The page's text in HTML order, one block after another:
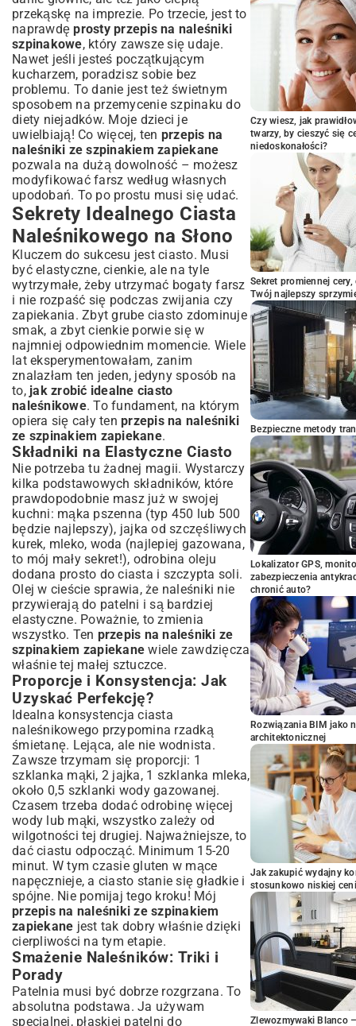
Inne Pomysły na Dodatki i Podanie
Często Zadawane Pytania o Naleśniki
Zapiekane
Czy Można Przygotować Danie Wcześniej?
Jak Przechowywać Resztki?
Podsumowanie: Smaczne i Proste
Naleśniki Zapiekane
przekąskę na imprezie. Po trzecie, jest to
naprawdęprosty przepis na naleśniki
szpinakowe, który zawsze się udaje.
Nawet jeśli jesteś początkującym
kucharzem, poradzisz sobie bez
problemu. To danie jest też świetnym
sposobem na przemycenie szpinaku do
diety niejadków. Moje dzieci je
uwielbiają! Co więcej, ten przepis na
naleśniki ze szpinakiem zapiekane
pozwala na dużą dowolność – możesz
modyfikować farsz według własnych
upodobań. To po prostu musi się udać.
Sekrety Idealnego Ciasta
Naleśnikowego na Słono
Kluczem do sukcesu jest ciasto. Musi
być elastyczne, cienkie, ale na tyle
wytrzymałe, żeby utrzymać bogaty farsz
i nie rozpaść się podczas zwijania czy
zapiekania. Zbyt grube ciasto zdominuje
smak, a zbyt cienkie porwie się w
najmniej odpowiednim momencie. Wiele
lat eksperymentowałam, zanim
znalazłam ten jeden, jedyny sposób na
to, jak zrobić idealne ciasto
naleśnikowe. To fundament, na którym
opiera się cały ten przepis na naleśniki
ze szpinakiem zapiekane.
Składniki na Elastyczne Ciasto
Nie potrzeba tu żadnej magii. Wystarczy
kilka podstawowych składników, które
prawdopodobnie masz już w swojej
kuchni: mąka pszenna (typ 450 lub 500
będzie najlepszy), jajka od szczęśliwych
kurek, mleko, woda (najlepiej gazowana,
to mój mały sekret!), odrobina oleju
dodana prosto do ciasta i szczypta soli.
Olej w cieście sprawia, że naleśniki nie
przywierają do patelni i są bardziej
elastyczne. Poważnie, to zmienia
wszystko. Ten przepis na naleśniki ze
szpinakiem zapiekane wiele zawdzięcza
właśnie tej małej sztuczce.
Proporcje i Konsystencja: Jak
Uzyskać Perfekcję?
Idealna konsystencja ciasta
naleśnikowego przypomina rzadką
śmietanę. Lejąca, ale nie wodnista.
Zawsze trzymam się proporcji: 1
szklanka mąki, 2 jajka, 1 szklanka mleka,
około 0,5 szklanki wody gazowanej.
Czasem trzeba dodać odrobinę więcej
wody lub mąki, wszystko zależy od
wilgotności tej drugiej. Najważniejsze, to
dać ciastu odpocząć. Minimum 15-20
minut. W tym czasie gluten w mące
napęcznieje, a ciasto stanie się gładkie i
spójne. Nie pomijaj tego kroku! Mój
przepis na naleśniki ze szpinakiem
zapiekane jest tak dobry właśnie dzięki
cierpliwości na tym etapie.
Smażenie Naleśników: Triki i
Porady
Patelnia musi być dobrze rozgrzana. To
absolutna podstawa. Ja używam
specjalnej, płaskiej patelni do
Czy wiesz, jak
twarzy, by cieszyć się
niedoskonałości?
Sekret promiennej
Twój najlepszy
Bezpieczne metody
Lokalizator GPS,
zabezpieczenia
chronić auto?
Rozwiązania BIM jako
architektonicznej
Jak zakupić wydajny
stosunkowo niskiej
Zlewozmywaki Blanco